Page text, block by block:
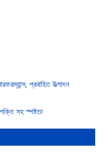
প্রবাহিত উত্পাদন
সহ স্পষ্টতা